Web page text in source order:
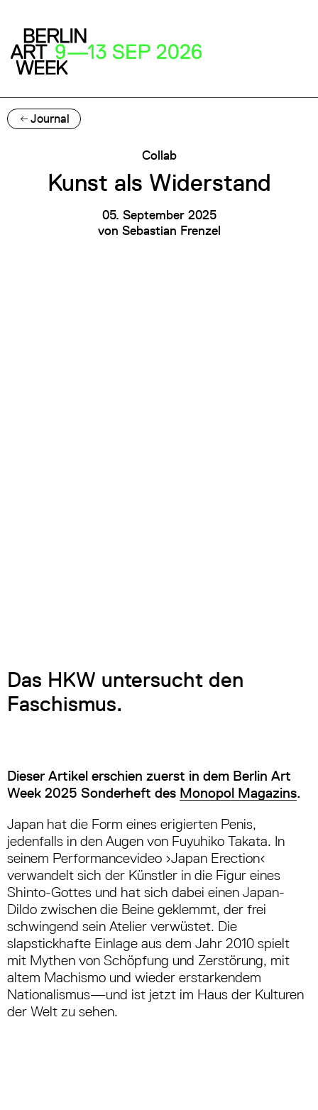
Journal
Collab
Kunst als Widerstand
05. September 2025
von Sebastian Frenzel
Das HKW untersucht den
Faschismus.
Dieser Artikel erschien zuerst in dem Berlin Art
Week 2025 Sonderheft des Monopol Magazins.
Japan hat die Form eines erigierten Penis,
jedenfalls in den Augen von Fuyuhiko Takata. In
seinem Performancevideo ›Japan Erection‹
verwandelt sich der Künstler in die Figur eines
Shinto-Gottes und hat sich dabei einen Japan-
Dildo zwischen die Beine geklemmt, der frei
schwingend sein Atelier verwüstet. Die
slapstickhafte Einlage aus dem Jahr 2010 spielt
mit Mythen von Schöpfung und Zerstörung, mit
altem Machismo und wieder erstarkendem
Nationalismus—und ist jetzt im Haus der Kulturen
der Welt zu sehen.